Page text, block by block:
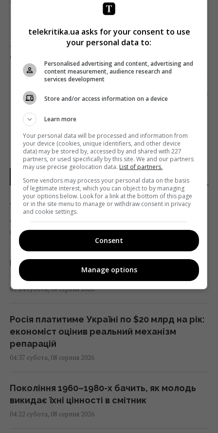
Попередня стаття
? «ЗЕЛЕНА КНИГА» І КІЛЬКА СЮРПРИЗІВ:
СТАЛИ ВІДОМІ ЛАУРЕАТИ «ОСКАРА»
Наступна стаття
ГОТОВА ПІДПИСАТИ ДОГОВІР З НСТУ
НОВИНИ УКРАЇНИ І СВІТУ
Україна у липні збила 87% ударних дронів і
лише 15% балістичних ракет, - звіт
05:31 субота, 08 серпня 2026
Бджоли орієнтуються не лише за сонцем і
запахом: у них знайшли ще один "компас"
05:24 субота, 08 серпня 2026
Росія платитиме Україні по $20 млрд на рік:
економіст оцінив реальний механізм
репарацій
04:37 субота, 08 серпня 2026
Покоління 1960–1980-х бачить, як молодь
викидає їхні цінності в смітник
04:22 субота, 08 серпня 2026
telekritika.ua asks for your consent to use
your personal data to:
Personalised advertising and content, advertising and
content measurement, audience research and
services development
Store and/or access information on a device
Learn more
Your personal data will be processed and information from
your device (cookies, unique identifiers, and other device
data) may be stored by, accessed by and shared with 227
partners, or used specifically by this site. We and our partners
may use precise geolocation data. List of partners.
Some vendors may process your personal data on the basis
of legitimate interest, which you can object to by managing
your options below. Look for a link at the bottom of this page
or in the site menu to manage or withdraw consent in privacy
and cookie settings.
Consent
Manage options